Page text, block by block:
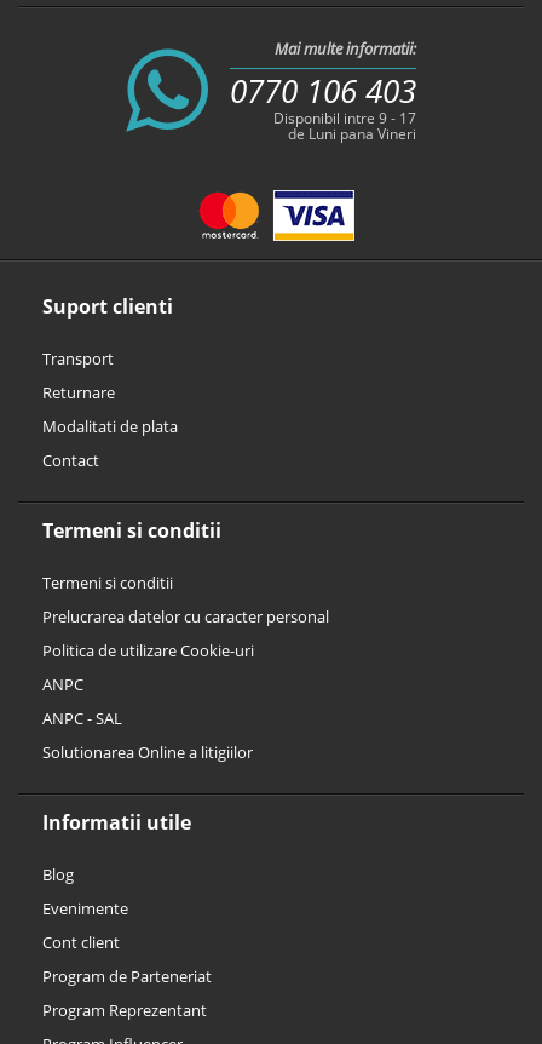
Suport clienti
Transport
Returnare
Modalitati de plata
Contact
Termeni si conditii
Termeni si conditii
Prelucrarea datelor cu caracter personal
Politica de utilizare Cookie-uri
ANPC
ANPC - SAL
Solutionarea Online a litigiilor
Informatii utile
Blog
Evenimente
Cont client
Program de Parteneriat
Program Reprezentant
Mai multe informatii:
0770 106 403
Disponibil intre 9 - 17
de Luni pana Vineri